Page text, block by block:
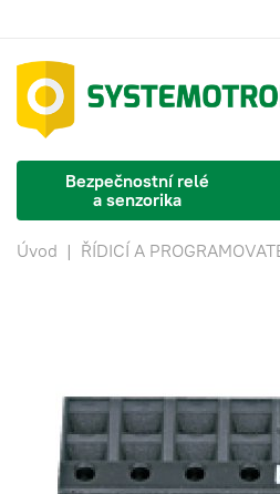
Bezpečnostní relé
a senzorika
Úvod | ŘÍDICÍ A